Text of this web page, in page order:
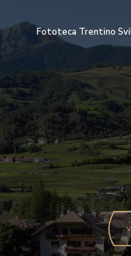
Fototeca Trentino